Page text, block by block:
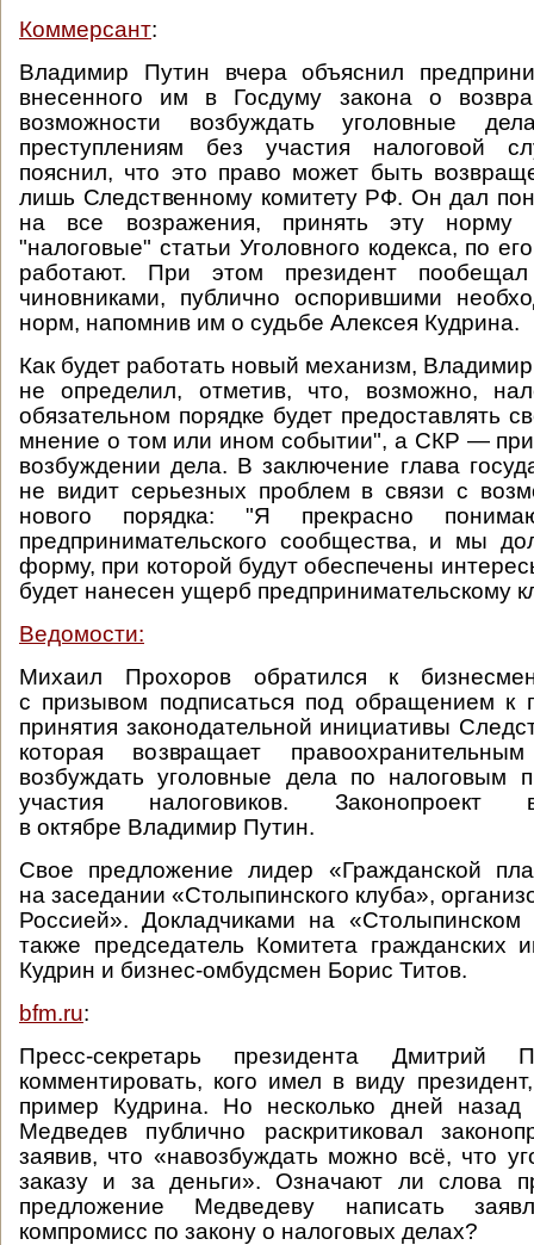
Коммерсант:
Владимир Путин вчера объяснил
внесенного им в Госдуму закона о
возможности возбуждать уголовные
преступлениям без участия налоговой
пояснил, что это право может быть
лишь Следственному комитету РФ. Он дал
на все возражения, принять эту норму
"налоговые" статьи Уголовного кодекса, по
работают. При этом президент
чиновниками, публично оспорившими
норм, напомнив им о судьбе Алексея Кудрина.
Как будет работать новый механизм,
не определил, отметив, что, возможно,
обязательном порядке будет предоставлять
мнение о том или ином событии", а СКР —
возбуждении дела. В заключение глава
не видит серьезных проблем в связи с
нового порядка: "Я прекрасно
предпринимательского сообщества, и мы
форму, при которой будут обеспечены
будет нанесен ущерб предпринимательскому
Ведомости:
Михаил Прохоров обратился к
с призывом подписаться под обращением к
принятия законодательной инициативы
которая возвращает
возбуждать уголовные дела по налоговым
участия налоговиков.
в октябре Владимир Путин.
Свое предложение лидер «Гражданской
на заседании «Столыпинского клуба»,
Россией». Докладчиками на «Столыпинском
также председатель Комитета гражданских
Кудрин и бизнес-омбудсмен Борис Титов.
bfm.ru:
Пресс-секретарь президента Дмитрий
комментировать, кого имел в виду
пример Кудрина. Но несколько дней
Медведев публично раскритиковал
заявив, что «навозбуждать можно всё, что
заказу и за деньги». Означают ли слова
предложение Медведеву написать
компромисс по закону о налоговых делах?